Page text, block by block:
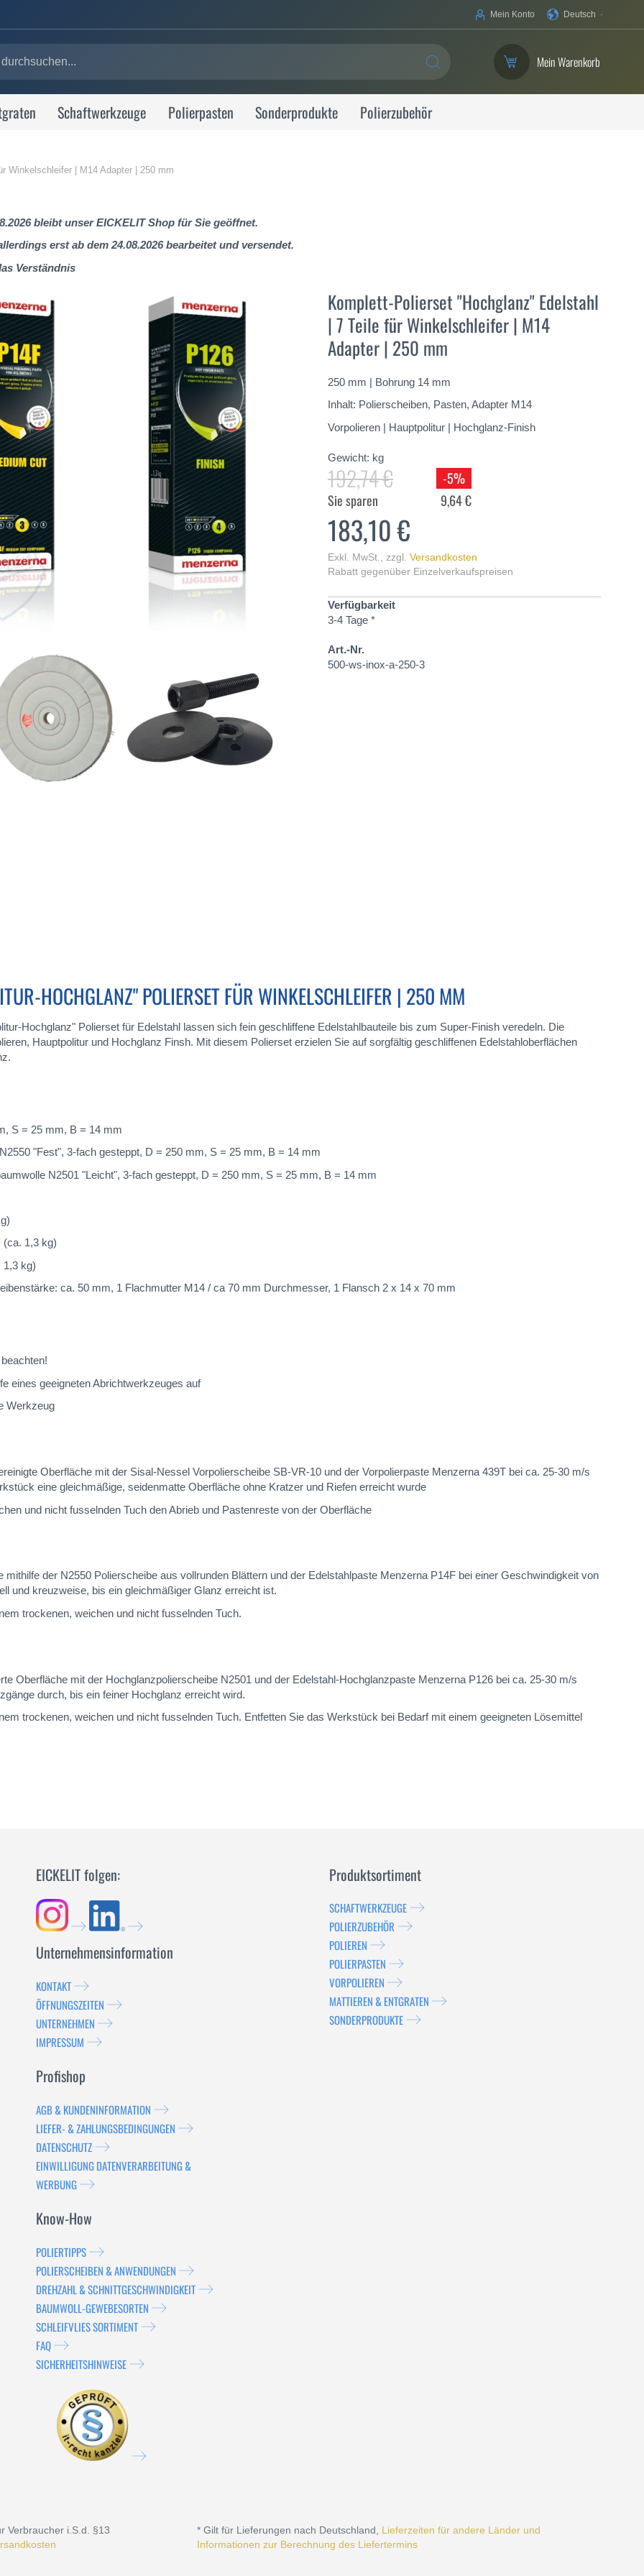
Ihre
Deutsch
Mein Konto
SUCHE Mein Warenkorb
Schaftwerkzeuge Polierpasten Sonderprodukte Polierzubehör
Winkelschleifer | M14 Adapter | 250 mm
bleibt unser EICKELIT Shop für Sie geöffnet.
erst ab dem 24.08.2026 bearbeitet und versendet.
Verständnis
Komplett-Polierset "Hochglanz" Edelstahl
| 7 Teile für Winkelschleifer | M14
Adapter | 250 mm
250 mm | Bohrung 14 mm
Inhalt: Polierscheiben, Pasten, Adapter M14
Vorpolieren | Hauptpolitur | Hochglanz-Finish
Gewicht: kg
192,74 €
-5%
Sie sparen
9,64 €
183,10 €
Exkl. MwSt. zzgl. Versandkosten
Rabatt gegenüber Einzelverkaufspreisen
Verfügbarkeit
3-4 Tage *
Art.-Nr.
500-ws-inox-a-250-3
HOCHGLANZ" POLIERSET FÜR WINKELSCHLEIFER | 250 MM
Hochglanz" Polierset für Edelstahl lassen sich fein geschliffene Edelstahlbauteile bis zum Super-Finish veredeln. Die
Hauptpolitur und Hochglanz Finsh. Mit diesem Polierset erzielen Sie auf sorgfältig geschliffenen Edelstahloberflächen
S = 25 mm, B = 14 mm
"Fest", 3-fach gesteppt, D = 250 mm, S = 25 mm, B = 14 mm
N2501 "Leicht", 3-fach gesteppt, D = 250 mm, S = 25 mm, B = 14 mm
(ca. 1,3 kg)
1,3 kg)
ca. 50 mm, 1 Flachmutter M14 / ca 70 mm Durchmesser, 1 Flansch 2 x 14 x 70 mm
beachten!
eines geeigneten Abrichtwerkzeuges auf
Werkzeug
Oberfläche mit der Sisal-Nessel Vorpolierscheibe SB-VR-10 und der Vorpolierpaste Menzerna 439T bei ca. 25-30 m/s
eine gleichmäßige, seidenmatte Oberfläche ohne Kratzer und Riefen erreicht wurde
und nicht fusselnden Tuch den Abrieb und Pastenreste von der Oberfläche
mithilfe der N2550 Polierscheibe aus vollrunden Blättern und der Edelstahlpaste Menzerna P14F bei einer Geschwindigkeit von
und kreuzweise, bis ein gleichmäßiger Glanz erreicht ist.
trockenen, weichen und nicht fusselnden Tuch.
Oberfläche mit der Hochglanzpolierscheibe N2501 und der Edelstahl-Hochglanzpaste Menzerna P126 bei ca. 25-30 m/s
durch, bis ein feiner Hochglanz erreicht wird.
trockenen, weichen und nicht fusselnden Tuch. Entfetten Sie das Werkstück bei Bedarf mit einem geeigneten Lösemittel
EICKELIT folgen:
Unternehmensinformation
KONTAKT
ÖFFNUNGSZEITEN
UNTERNEHMEN
IMPRESSUM
Profishop
AGB & KUNDENINFORMATION
LIEFER- & ZAHLUNGSBEDINGUNGEN
DATENSCHUTZ
EINWILLIGUNG DATENVERARBEITUNG &
WERBUNG
Know-How
POLIERTIPPS
POLIERSCHEIBEN & ANWENDUNGEN
DREHZAHL & SCHNITTGESCHWINDIGKEIT
BAUMWOLL-GEWEBESORTEN
SCHLEIFVLIES SORTIMENT
FAQ
SICHERHEITSHINWEISE
Produktsortiment
SCHAFTWERKZEUGE
POLIERZUBEHÖR
POLIEREN
POLIERPASTEN
VORPOLIEREN
MATTIEREN & ENTGRATEN
SONDERPRODUKTE
Verbraucher i.S.d. §13
* Gilt für Lieferungen nach Deutschland, Lieferzeiten für andere Länder und
Informationen zur Berechnung des Liefertermins